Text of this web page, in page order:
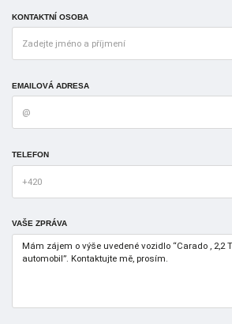
KONTAKTNÍ OSOBA
EMAILOVÁ ADRESA
TELEFON
VAŠE ZPRÁVA